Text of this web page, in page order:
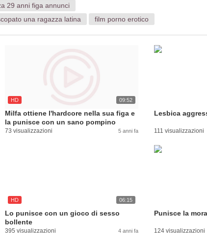
29 anni figa annunci
una ragazza latina
film porno erotico
HD 09:52
Milfa ottiene l'hardcore nella sua figa e
la punisce con un sano pompino
73 visualizzazioni 5 anni fa
Lesbica
111 visualizzazioni
HD 06:15
Lo punisce con un gioco di sesso
bollente
395 visualizzazioni 4 anni fa
Punisce la
124 visualizzazioni